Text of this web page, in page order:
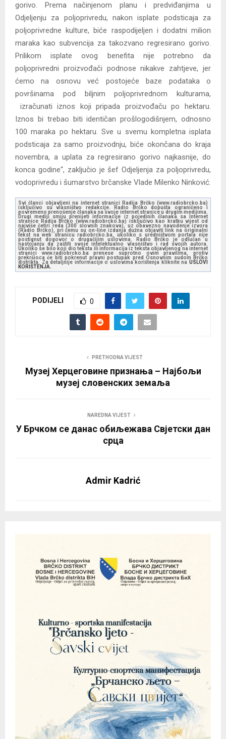
gorivo. Prema načinjenom planu i predviđanjima u
Odjeljenju za poljoprivredu, nakon isplate podsticaja za
poljoprivredne kulture, biće raspodijeljen i dodatni milion
maraka kao subvencija za takozvano regresirano gorivo.
Prilikom isplate ovog benefita nije potrebno da
poljoprivredni proizvođači podnose nikakve zahtjeve, jer
ćemo na osnovu već postojeće baze podataka o
površinama pod biljnim poljoprivrednom kulturama,
izračunati iznos koji pripada proizvođaču po hektaru.
Iznos bi trebao biti identičan prošlogodišnjem, odnosno
100 maraka po hektaru. Sve u svemu kompletna isplata
podsticaja za samo proizvodnju, biće okončana do kraja
novembra, a uplata za regresirano gorivo najkasnije, do
konca godine“, zaključio je šef Odjeljenja za poljoprivredu,
vodoprivredu i šumarstvo brčanske Vlade Milenko Ninković.
Svi članci objavljeni na internet stranici Radija Brčko (www.radiobrcko.ba)
isključivo su vlasništvo redakcije. Radio Brčko dopušta ograničeno i
povremeno prenošenje članaka sa svoje internet stranice u drugim medijima.
Drugi mediji smiju prenijeti informacije iz pojedinih članaka sa Internet
stranice Radija Brčko (www.radiobrcko.ba) isključivo kao kratku vijest od
najviše četiri reda (300 slovnih znakova), uz obavezno navođenje izvora
(Radio Brčko), pri čemu su on-line izdanja dužna objaviti link na originalni
tekst na web stranicu radiobrcko.ba, ukoliko s uredništvom portala nije
postignut dogovor o drugačijim uslovima. Radio Brčko je odlučan u
nastojanju da zaštiti svoje intelektualno vlasništvo i rad svojih autora.
Ukoliko se bilo koji dio teksta ili informacija iz teksta objavljenog na internet
stranici www.radiobrcko.ba prenese suprotno ovim pravilima, protiv
prekršioca će biti pokrenut pravni postupak pred Osnovnim sudom Brčko
distrikta. Za detaljnije informacije o uslovima korištenja kliknite na USLOVI
KORIŠTENJA.
PODIJELI 0
PRETHODNA VIJEST
Музеј Херцеговине признања – Најбољи
музеј словенских земаља
NAREDNA VIJEST
У Брчком се данас обиљежава Свјетски дан
срца
Admir Kadrić